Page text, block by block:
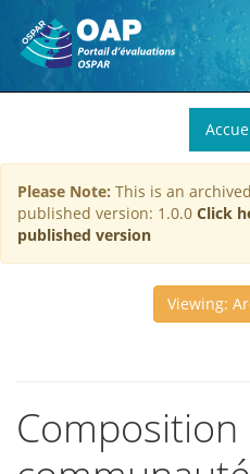
Skip to
You
are
here
Please Note: This is an
published version: 1.0.0 Click
published version
Viewing:
Composition